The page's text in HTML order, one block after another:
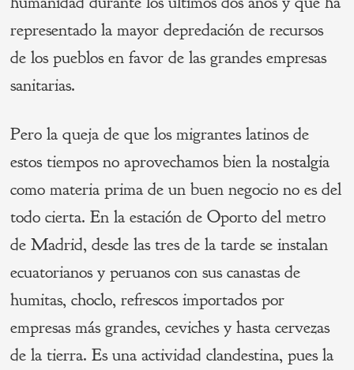
representado la mayor depredación de recursos
de los pueblos en favor de las grandes empresas
sanitarias.
Pero la queja de que los migrantes latinos de
estos tiempos no aprovechamos bien la nostalgia
como materia prima de un buen negocio no es del
todo cierta. En la estación de Oporto del metro
de Madrid, desde las tres de la tarde se instalan
ecuatorianos y peruanos con sus canastas de
humitas, choclo, refrescos importados por
empresas más grandes, ceviches y hasta cervezas
de la tierra. Es una actividad clandestina, pues la